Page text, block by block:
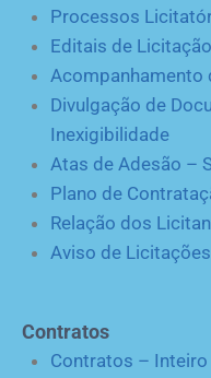
Processos
Editais de Licitação
Divulgação de
Inexigibilidade
Atas de Adesão –
Plano de
Relação dos
Aviso de Licitações
Contratos
Contratos – Inteiro